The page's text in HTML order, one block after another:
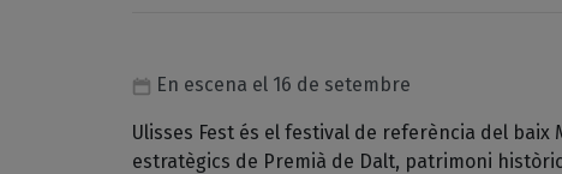
En escena el 16 de setembre
Ulisses Fest és el festival de referència del
estratègics de Premià de Dalt, patrimoni